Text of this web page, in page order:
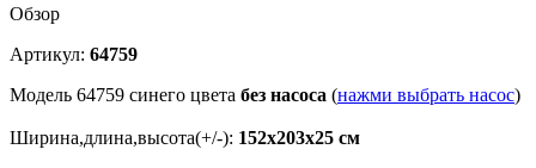
Обзор
Артикул: 64759
Модель 64759 синего цвета без насоса (нажми выбрать насос)
Ширина,длина,высота(+/-): 152х203х25 см